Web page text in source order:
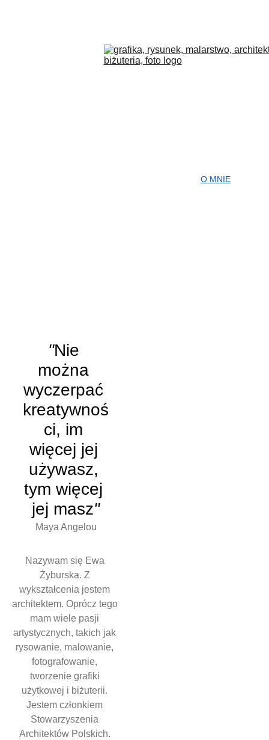
O MNIE
"Nie
można
wyczerpać
kreatywnoś
ci, im
więcej jej
używasz,
tym więcej
jej masz"
Nazywam się Ewa
Żyburska. Z
wykształcenia jestem
architektem. Oprócz tego
mam wiele pasji
artystycznych, takich jak
rysowanie, malowanie,
fotografowanie,
tworzenie grafiki
użytkowej i biżuterii.
Jestem członkiem
Stowarzyszenia
Architektów Polskich.
Maya Angelou